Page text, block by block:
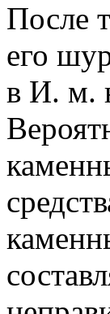
После
его
в И. м.